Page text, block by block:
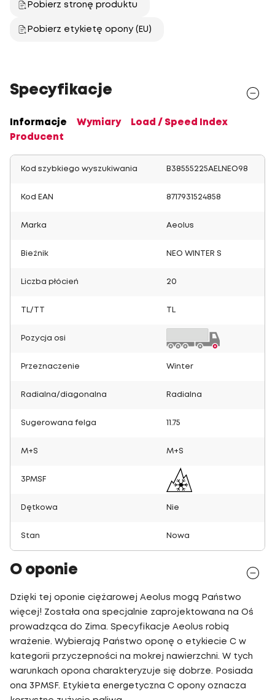
Pobierz stronę produktu
Pobierz etykietę opony (EU)
Specyfikacje
Informacje Wymiary
Load / Speed Index
Producent
Kod szybkiego wyszukiwania B38555225AELNEO98
Kod EAN 8717931524858
Marka Aeolus
Bieżnik NEO WINTER S
Liczba płócień 20
TL/TT
Pozycja osi
Przeznaczenie Winter
Radialna/diagonalna Radialna
Sugerowana felga 11.75
M+S M+S
3PMSF
Dętkowa Nie
Stan Nowa
O oponie
Dzięki tej oponie ciężarowej Aeolus mogą Państwo
więcej! Została ona specjalnie zaprojektowana na Oś
prowadząca do Zima. Specyfikacje Aeolus robią
wrażenie. Wybierają Państwo oponę o etykiecie C w
kategorii przyczepności na mokrej nawierzchni. W tych
warunkach opona charakteryzuje się dobrze. Posiada
ona 3PMSF. Etykieta energetyczna C opony oznacza